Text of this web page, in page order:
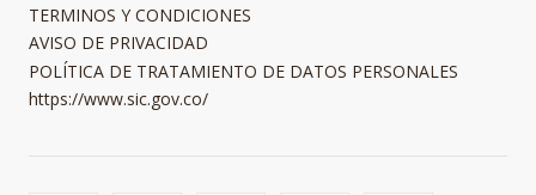
TERMINOS Y CONDICIONES
AVISO DE PRIVACIDAD
POLÍTICA DE TRATAMIENTO DE DATOS PERSONALES
https://www.sic.gov.co/